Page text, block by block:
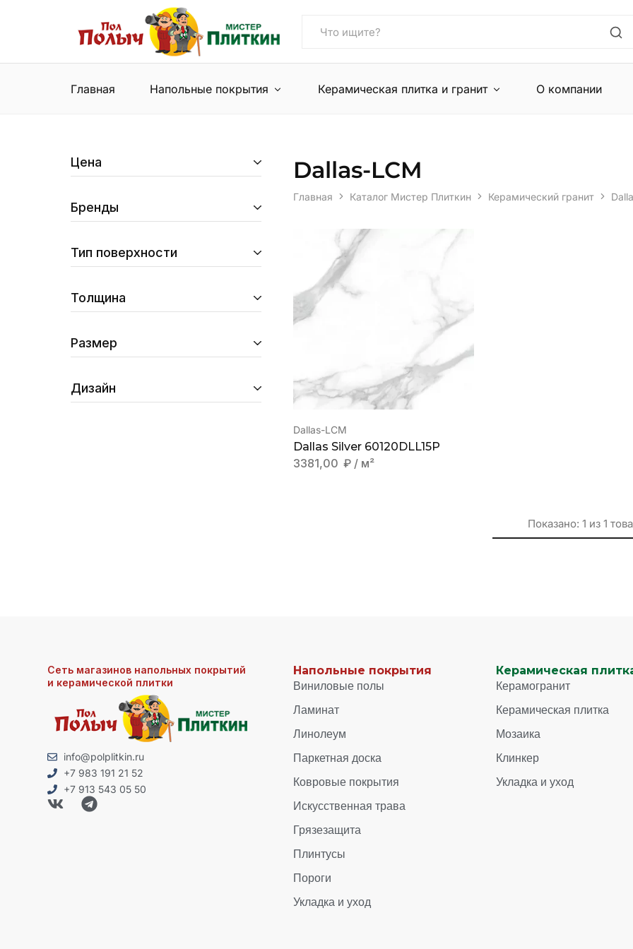
Пол
Полыч
Плиткин
Сеть
магазинов
и
керамической
Главная Напольные покрытия Керамическая плитка и гранит О компании
Dallas-LCM
Главная Каталог Мистер Плиткин Керамический гранит
Dallas-LCM
Dallas Silver 60120DLL15P
3381,00 ₽ / м²
Показано: 1 из 1
Цена
Бренды
Тип поверхности
Толщина
Размер
Дизайн
Сеть магазинов напольных покрытий
и керамической плитки
info@polplitkin.ru
+7 983 191 21 52
+7 913 543 05 50
Напольные покрытия
Виниловые полы
Ламинат
Линолеум
Паркетная доска
Ковровые покрытия
Искусственная трава
Грязезащита
Плинтусы
Пороги
Укладка и уход
Керамическая
Керамогранит
Керамическая плитка
Мозаика
Клинкер
Укладка и уход